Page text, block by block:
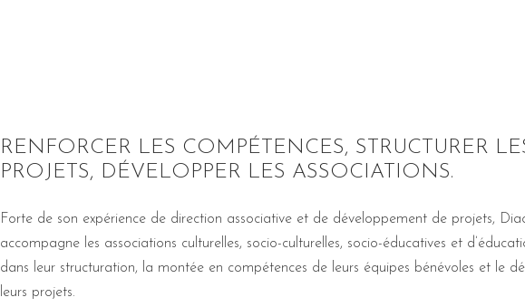
RENFORCER LES COMPÉTENCES, STRUCTURER
PROJETS, DÉVELOPPER LES ASSOCIATIONS.
Forte de son expérience de direction associative et de développement de projets,
accompagne les associations culturelles, socio-culturelles, socio-éducatives et
dans leur structuration, la montée en compétences de leurs équipes bénévoles et le
leurs projets.